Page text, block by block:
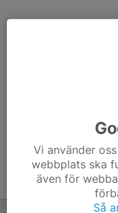
Vi använder
webbplats ska
även för
Så